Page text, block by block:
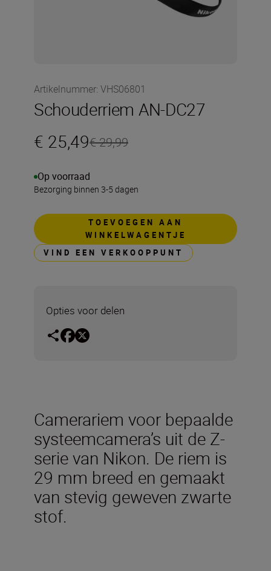
Artikelnummer: VHS06801
Schouderriem AN-DC27
€ 25,49€ 29,99
Op voorraad
Bezorging binnen 3-5 dagen
TOEVOEGEN AAN
WINKELWAGENTJE
VIND EEN VERKOOPPUNT
Opties voor delen
Camerariem voor bepaalde
systeemcamera’s uit de Z-
serie van Nikon. De riem is
29 mm breed en gemaakt
van stevig geweven zwarte
stof.